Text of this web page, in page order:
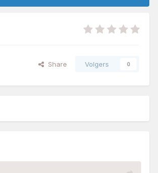
Share Volgers 0